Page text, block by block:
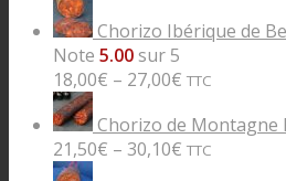
Chorizo Ibérique de
Note 5.00sur 5
18,00€ – 27,00€ TTC
Chorizo de Montagne
21,50€ – 30,10€ TTC